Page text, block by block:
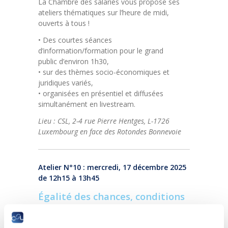
ateliers thématiques sur l’heure de midi,
ouverts à tous !
• Des courtes séances
d’information/formation pour le grand
public d’environ 1h30,
• sur des thèmes socio-économiques et
juridiques variés,
• organisées en présentiel et diffusées
simultanément en livestream.
Lieu : CSL, 2-4 rue Pierre Hentges, L-1726
Luxembourg en face des Rotondes Bonnevoie
Atelier N°10 : mercredi, 17 décembre 2025
de 12h15 à 13h45
Égalité des chances, conditions